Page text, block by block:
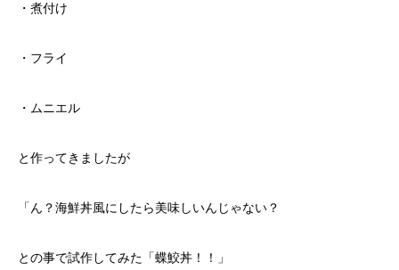
・煮付け
・フライ
・ムニエル
と作ってきましたが
「ん？海鮮丼風にしたら美味しいんじゃない？
との事で試作してみた「蝶鮫丼！！」